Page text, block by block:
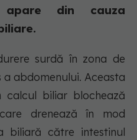
apare din cauza
surdă în zona de
abdomenului. Aceasta
biliar blochează
drenează în mod
biliară către intestinul